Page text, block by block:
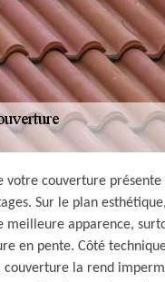
votre couverture présente
Sur le plan
meilleure apparence,
en pente. Côté
couverture la rend